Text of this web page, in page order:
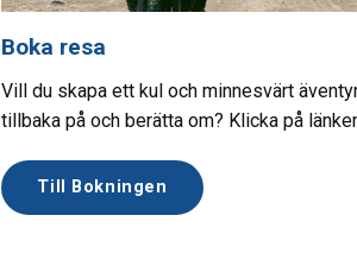
Boka resa
Vill du skapa ett kul och minnesvärt
tillbaka på och berätta om? Klicka på
Till Bokningen